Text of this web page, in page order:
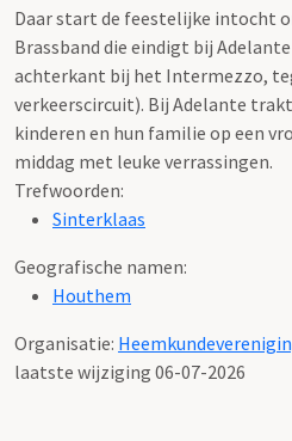
Daar start de feestelijke intocht
Brassband die eindigt bij
achterkant bij het Intermezzo,
verkeerscircuit). Bij Adelante
kinderen en hun familie op een
middag met leuke verrassingen.
Trefwoorden:
Sinterklaas
Geografische namen:
Houthem
Organisatie:
laatste wijziging 06-07-2026